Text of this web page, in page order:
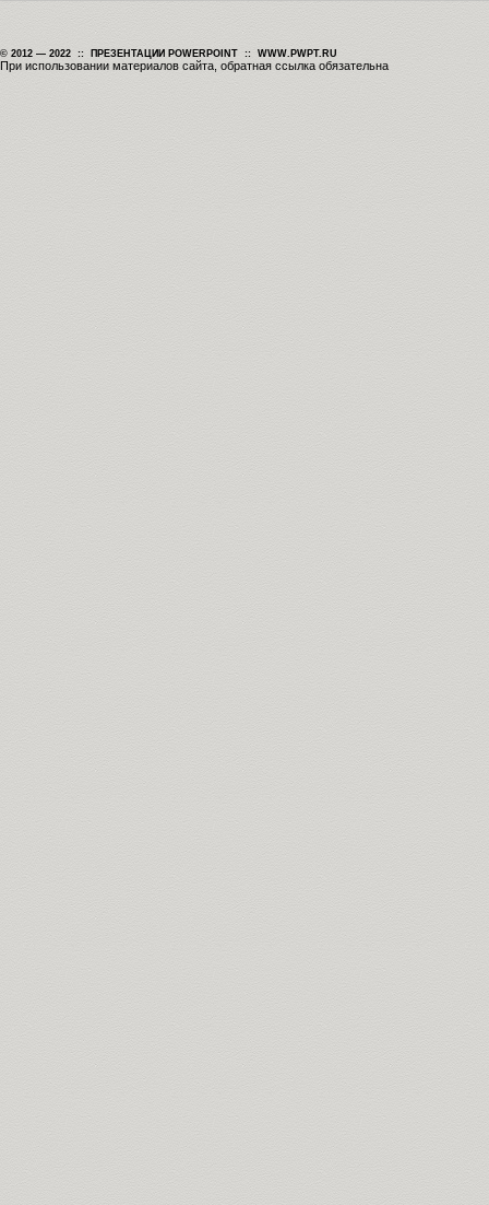
© 2012 — 2022 :: ПРЕЗЕНТАЦИИ POWERPOINT :: WWW.PWPT.RU
При использовании материалов сайта, обратная ссылка обязательна